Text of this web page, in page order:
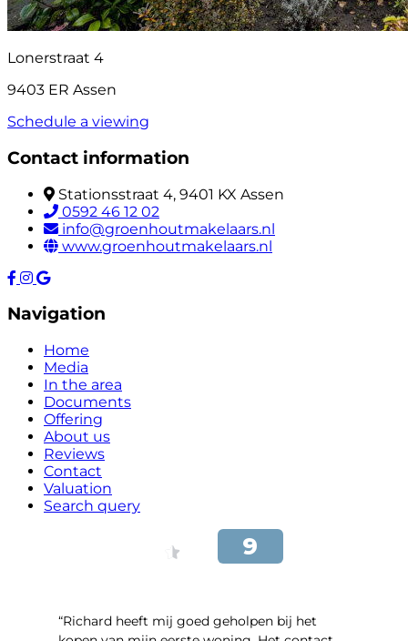
Lonerstraat 4
9403 ER Assen
Schedule a viewing
Contact information
Stationsstraat 4, 9401 KX Assen
0592 46 12 02
info@groenhoutmakelaars.nl
www.groenhoutmakelaars.nl
Navigation
Home
Media
In the area
Documents
Offering
About us
Reviews
Contact
Valuation
Search query
“Richard heeft mij goed geholpen bij het